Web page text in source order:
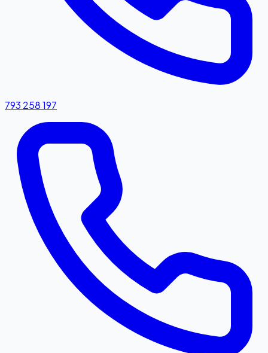
793 258 197